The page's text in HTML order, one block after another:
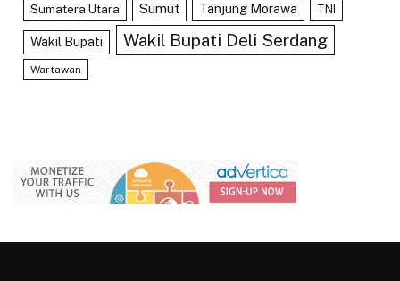
Sumatera Utara Sumut Tanjung Morawa TNI
Wakil Bupati Wakil Bupati Deli Serdang
Wartawan